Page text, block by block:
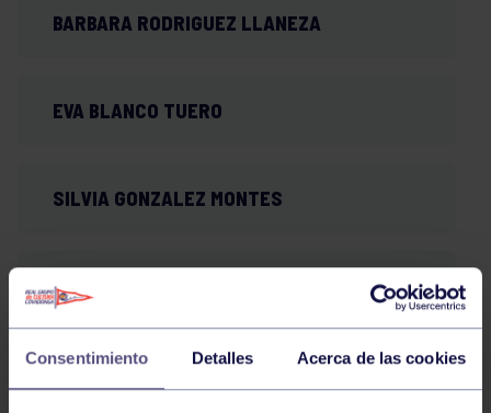
Consentimiento Detalles Acerca de las cookies
BARBARA RODRIGUEZ LLANEZA
EVA BLANCO TUERO
SILVIA GONZALEZ MONTES
LAURA MARTINEZ FERNANDEZ